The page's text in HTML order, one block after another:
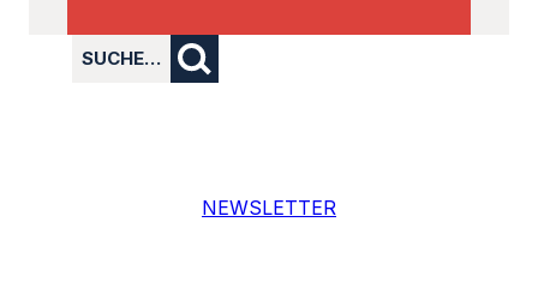
SUCHE…
NEWSLETTER